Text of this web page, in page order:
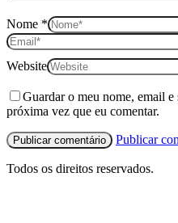
Nome *
Website
Guardar o meu nome, email e
próxima vez que eu comentar.
Publicar
Todos os direitos reservados.